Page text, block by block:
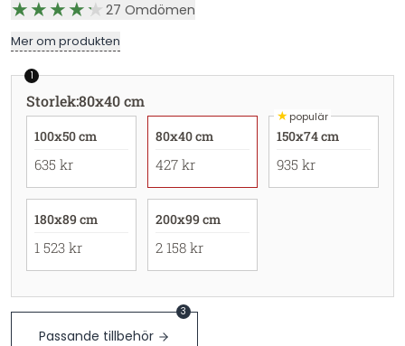
27 Omdömen
Mer om produkten
1
Storlek:80x40 cm
100x50 cm
635 kr
80x40 cm
427 kr
★populär
150x74 cm
935 kr
180x89 cm
1 523 kr
200x99 cm
2 158 kr
Passande tillbehör
3